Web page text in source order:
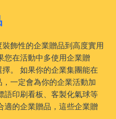
飾性的企業贈品到高度實用
您在活動中多使用企業贈
。 如果你的企業集團能在
一定會為你的企業活動加
語印刷看板、客製化氣球等
適的企業贈品，這些企業贈